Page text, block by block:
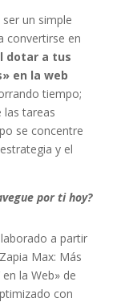
un simple
convertirse en
dotar a tus
en la web
tiempo;
las tareas
se concentre
y el
por ti hoy?
a partir
Max: Más
la Web» de
con